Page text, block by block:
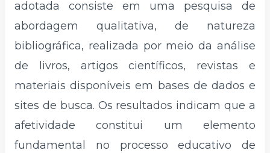
adotada consiste em uma pesquisa de
abordagem qualitativa, de natureza
bibliográfica, realizada por meio da análise
de livros, artigos científicos, revistas e
materiais disponíveis em bases de dados e
sites de busca. Os resultados indicam que a
afetividade constitui um elemento
fundamental no processo educativo de